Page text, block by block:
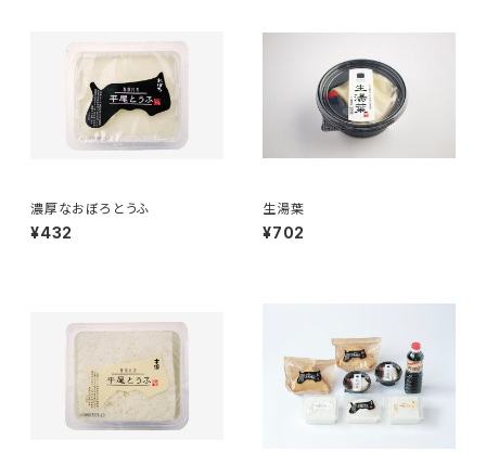
濃厚なおぼろとうふ
¥432
生湯葉
¥702